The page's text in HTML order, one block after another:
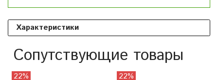
Характеристики
Сопутствующие товары
22% 22%